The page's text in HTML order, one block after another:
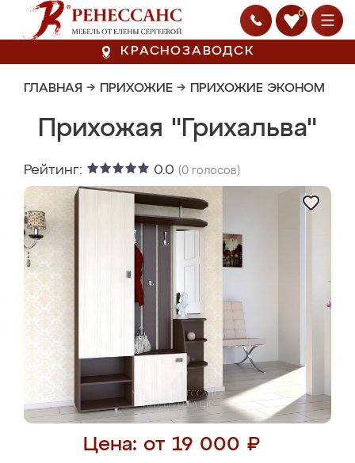
0
КРАСНОЗАВОДСК
ГЛАВНАЯ → ПРИХОЖИЕ → ПРИХОЖИЕ ЭКОНОМ
Прихожая "Грихальва"
Рейтинг: 0.0 (0 голосов)
Цена: от 19 000 ₽